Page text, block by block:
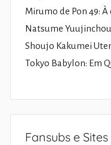
Mirumo de Pon 49: À
Natsume Yuujinchou
Shoujo Kakumei
Tokyo Babylon: Em
Fansubs e